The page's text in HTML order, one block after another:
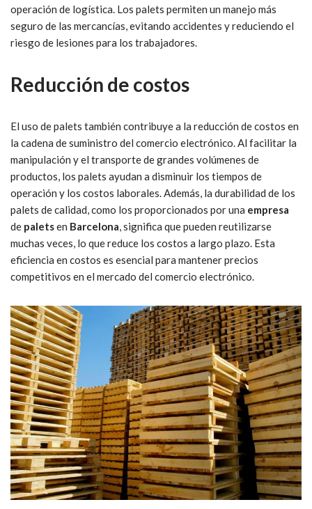
operación de logística. Los palets permiten un manejo más
seguro de las mercancías, evitando accidentes y reduciendo el
riesgo de lesiones para los trabajadores.
Reducción de costos
El uso de palets también contribuye a la reducción de costos en
la cadena de suministro del comercio electrónico. Al facilitar la
manipulación y el transporte de grandes volúmenes de
productos, los palets ayudan a disminuir los tiempos de
operación y los costos laborales. Además, la durabilidad de los
palets de calidad, como los proporcionados por una empresa
de paletsen Barcelona, significa que pueden reutilizarse
muchas veces, lo que reduce los costos a largo plazo. Esta
eficiencia en costos es esencial para mantener precios
competitivos en el mercado del comercio electrónico.